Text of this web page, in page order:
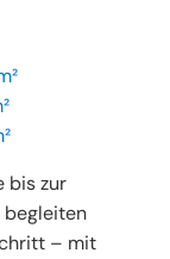
bis zur
begleiten
– mit